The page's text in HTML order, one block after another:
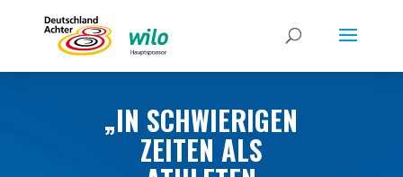
„IN SCHWIERIGEN
ZEITEN ALS